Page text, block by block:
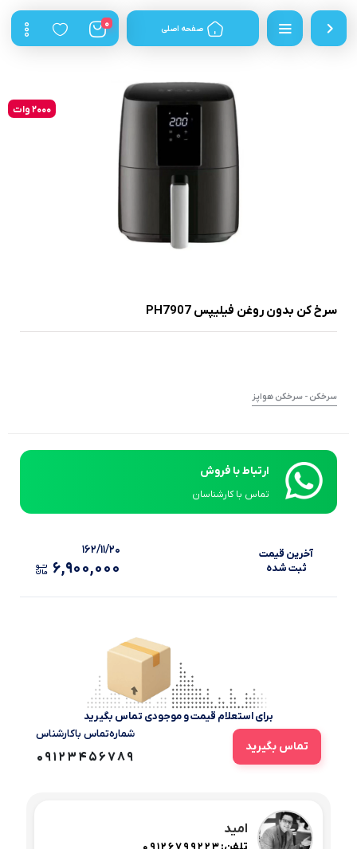
صفحه اصلی 0
2000 وات
سرخ کن بدون روغن فیلیپس PH7907
سرخکن - سرخکن هواپز
ارتباط با فروش
تماس با کارشناسان
آخرین‌ قیمت
ثبت‌ شده
۱۶۲/۱۱/۲۰
۶,۹۰۰,۰۰۰
برای استعلام قیمت و موجودی تماس بگیرید
تماس بگیرید
شماره‌تماس‌ با‌کارشناس
09123456789
امید